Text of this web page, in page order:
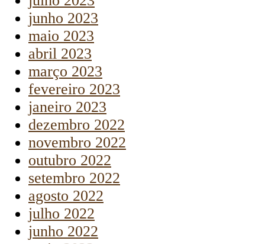
junho 2023
maio 2023
abril 2023
março 2023
fevereiro 2023
janeiro 2023
dezembro 2022
novembro 2022
outubro 2022
setembro 2022
agosto 2022
julho 2022
junho 2022